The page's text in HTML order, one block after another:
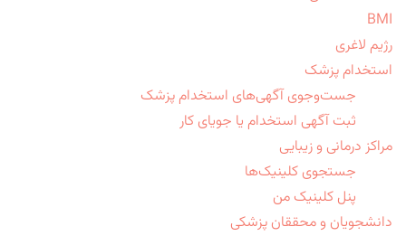
BMI
رژیم لاغری
استخدام پزشک
جست‌وجوی آگهی‌های استخدام پزشک
ثبت آگهی استخدام یا جویای کار
مراکز درمانی و زیبایی
جستجوی کلینیک‌ها
پنل کلینیک من
دانشجویان و محققان پزشکی